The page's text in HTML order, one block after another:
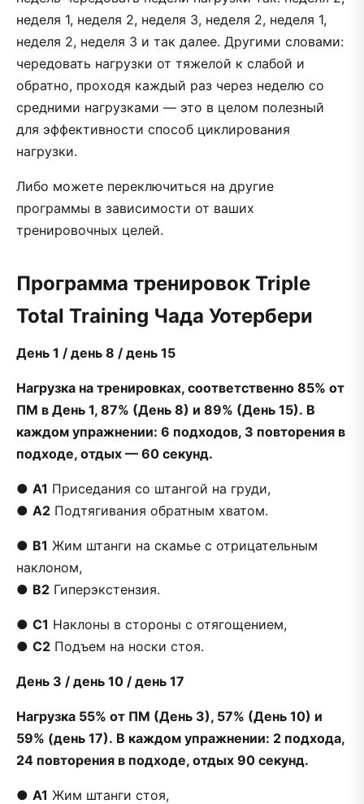
неделя 1, неделя 2, неделя 3, неделя 2, неделя 1,
неделя 2, неделя 3 и так далее. Другими словами:
чередовать нагрузки от тяжелой к слабой и
обратно, проходя каждый раз через неделю со
средними нагрузками — это в целом полезный
для эффективности способ циклирования
нагрузки.
Либо можете переключиться на другие
программы в зависимости от ваших
тренировочных целей.
Программа тренировок Triple
Total Training Чада Уотербери
День 1 / день 8 / день 15
Нагрузка на тренировках, соответственно 85% от
ПМ в День 1, 87% (День 8) и 89% (День 15). В
каждом упражнении: 6 подходов, 3 повторения в
подходе, отдых — 60 секунд.
● А1 Приседания со штангой на груди,
● А2 Подтягивания обратным хватом.
● В1 Жим штанги на скамье с отрицательным
наклоном,
● В2 Гиперэкстензия.
● С1 Наклоны в стороны с отягощением,
● С2 Подъем на носки стоя.
День 3 / день 10 / день 17
Нагрузка 55% от ПМ (День 3), 57% (День 10) и
59% (день 17). В каждом упражнении: 2 подхода,
24 повторения в подходе, отдых 90 секунд.
● А1 Жим штанги стоя,